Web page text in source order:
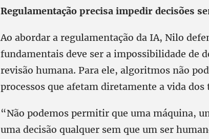
Regulamentação precisa impedir decisões
Ao abordar a regulamentação da IA, Nilo
fundamentais deve ser a impossibilidade de
revisão humana. Para ele, algoritmos não
processos que afetam diretamente a vida dos
“Não podemos permitir que uma máquina,
uma decisão qualquer sem que um ser